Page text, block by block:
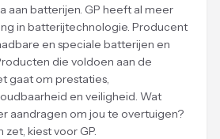
aan batterijen. GP heeft al meer
in batterijtechnologie. Producent
en speciale batterijen en
die voldoen aan de
gaat om prestaties,
en veiligheid. Wat
aandragen om jou te overtuigen?
kiest voor GP.